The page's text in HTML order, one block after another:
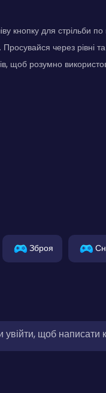
кнопку для стрільби
через рівні та
щоб розумно
Зброя
увійти, щоб написати